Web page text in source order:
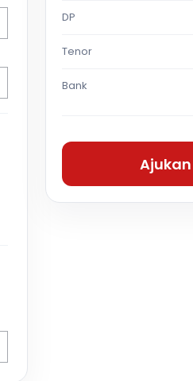
DP
Tenor
Bank
Ajukan